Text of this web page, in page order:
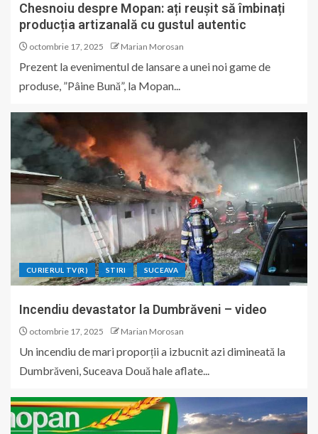
Chesnoiu despre Mopan: ați reușit să îmbinați
producția artizanală cu gustul autentic
octombrie 17, 2025 Marian Morosan
Prezent la evenimentul de lansare a unei noi game de
produse, ”Pâine Bună”, la Mopan...
CURIERUL TV(R) STIRI SUCEAVA
Incendiu devastator la Dumbrăveni – video
octombrie 17, 2025 Marian Morosan
Un incendiu de mari proporții a izbucnit azi dimineată la
Dumbrăveni, Suceava Două hale aflate...